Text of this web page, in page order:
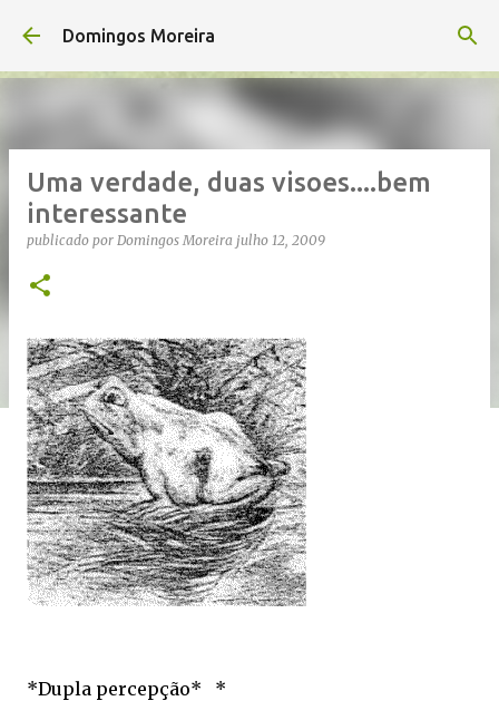
Avançar para o conteúdo principal
Domingos Moreira
Uma verdade, duas visoes....bem
interessante
publicado por Domingos Moreira julho 12, 2009
*Dupla percepção* *